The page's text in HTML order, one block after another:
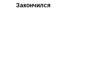
Закончился